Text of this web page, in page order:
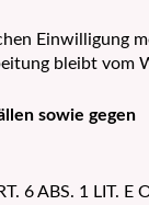
Einwilligung
bleibt vom
sowie gegen
ABS. 1 LIT. E